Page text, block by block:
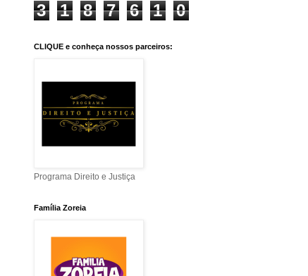
3 1 8 7 6 1 0
CLIQUE e conheça nossos parceiros:
Programa Direito e Justiça
Família Zoreia